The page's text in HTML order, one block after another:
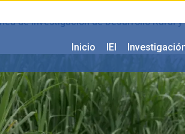
Inicio IEI
de investigación de Desarrollo Rural